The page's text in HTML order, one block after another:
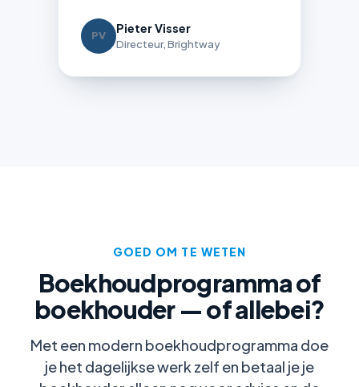
PV
Pieter Visser
Directeur, Brightway
GOED OM TE WETEN
Boekhoudprogramma of
boekhouder — of allebei?
Met een modern boekhoudprogramma doe
je het dagelijkse werk zelf en betaal je je